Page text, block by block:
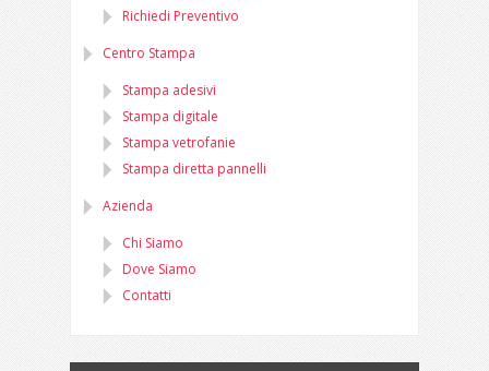
Richiedi Preventivo
Centro Stampa
Stampa adesivi
Stampa digitale
Stampa vetrofanie
Stampa diretta pannelli
Azienda
Chi Siamo
Dove Siamo
Contatti